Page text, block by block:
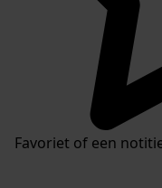
Favoriet of een